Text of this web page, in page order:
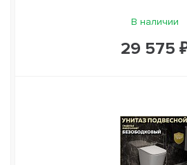
В наличии
29 575